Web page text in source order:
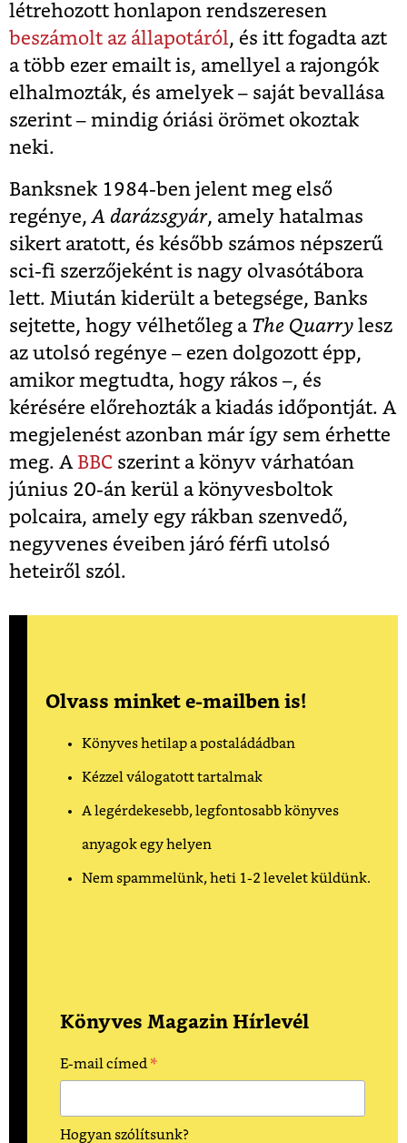
létrehozott honlapon rendszeresen
beszámolt az állapotáról, és itt fogadta azt
a több ezer emailt is, amellyel a rajongók
elhalmozták, és amelyek – saját bevallása
szerint – mindig óriási örömet okoztak
neki.
Banksnek 1984-ben jelent meg első
regénye, A darázsgyár, amely hatalmas
sikert aratott, és később számos népszerű
sci-fi szerzőjeként is nagy olvasótábora
lett. Miután kiderült a betegsége, Banks
sejtette, hogy vélhetőleg a The Quarry lesz
az utolsó regénye – ezen dolgozott épp,
amikor megtudta, hogy rákos –, és
kérésére előrehozták a kiadás időpontját. A
megjelenést azonban már így sem érhette
meg. A BBC szerint a könyv várhatóan
június 20-án kerül a könyvesboltok
polcaira, amely egy rákban szenvedő,
negyvenes éveiben járó férfi utolsó
heteiről szól.
Olvass minket e-mailben is!
Könyves hetilap a postaládádban
Kézzel válogatott tartalmak
A legérdekesebb, legfontosabb könyves
anyagok egy helyen
Nem spammelünk, heti 1-2 levelet küldünk.
Könyves Magazin Hírlevél
E-mail címed *
Hogyan szólítsunk?